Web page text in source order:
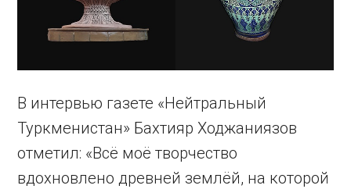
В интервью газете «Нейтральный
Туркменистан» Бахтияр Ходжаниязов
отметил: «Всё моё творчество
вдохновлено древней землёй, на которой